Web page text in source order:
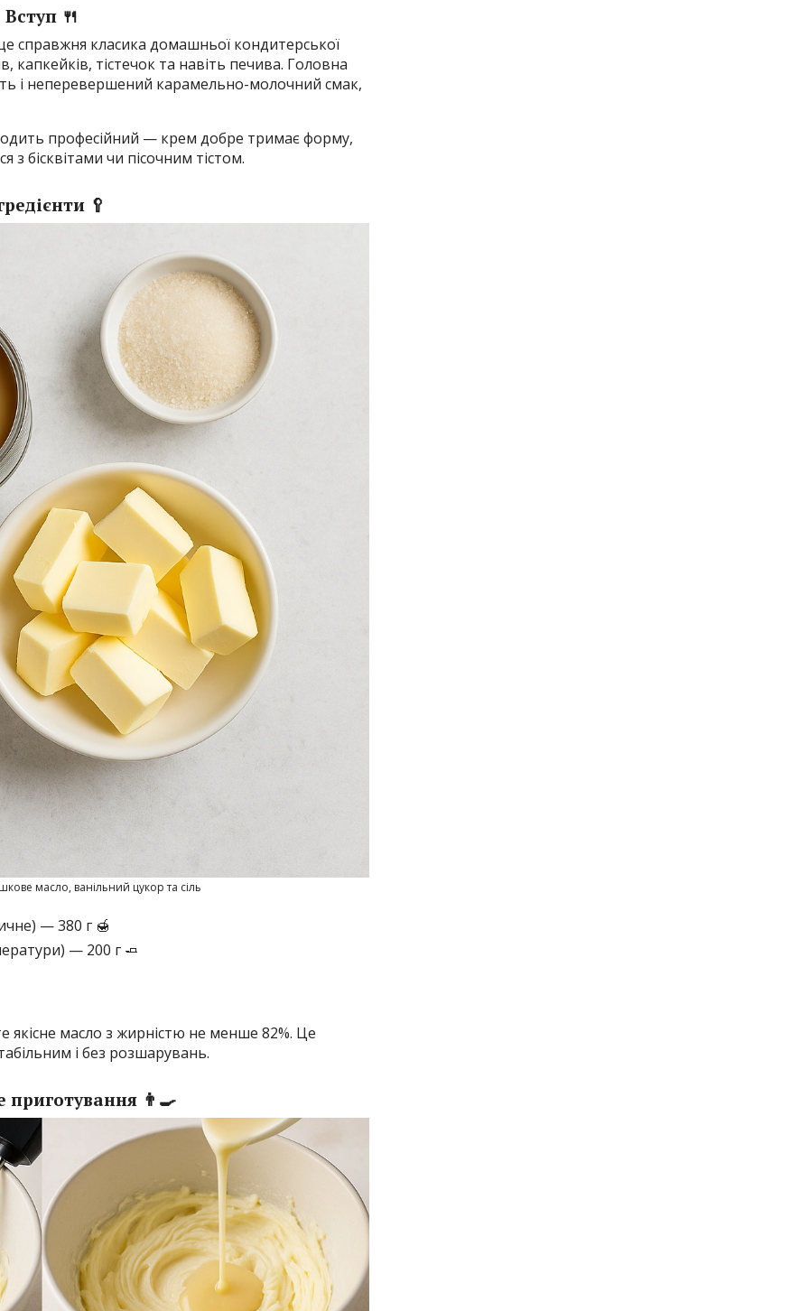
Вступ 🍴
справжня класика домашньої кондитерської
капкейків, тістечок та навіть печива. Головна
і неперевершений карамельно-молочний смак,
професійний — крем добре тримає форму,
з бісквітами чи пісочним тістом.
🥄
масло, ванільний цукор та сіль
— 380 г 🍯
— 200 г 🧈
якісне масло з жирністю не менше 82%. Це
і без розшарувань.
приготування 👨‍🍳